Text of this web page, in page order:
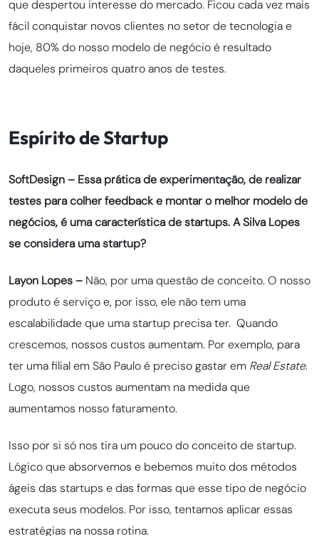
que despertou interesse do mercado. Ficou cada vez mais
fácil conquistar novos clientes no setor de tecnologia e
hoje, 80% do nosso modelo de negócio é resultado
daqueles primeiros quatro anos de testes.
Espírito de Startup
SoftDesign – Essa prática de experimentação, de realizar
testes para colher feedback e montar o melhor modelo de
negócios, é uma característica de startups. A Silva Lopes
se considera uma startup?
Layon Lopes – Não, por uma questão de conceito. O nosso
produto é serviço e, por isso, ele não tem uma
escalabilidade que uma startup precisa ter. Quando
crescemos, nossos custos aumentam. Por exemplo, para
ter uma filial em São Paulo é preciso gastar em Real Estate.
Logo, nossos custos aumentam na medida que
aumentamos nosso faturamento.
Isso por si só nos tira um pouco doconceito de startup.
Lógico que absorvemos e bebemos muito dos métodos
ágeis das startups e das formas que esse tipo de negócio
executa seus modelos. Por isso, tentamos aplicar essas
estratégias na nossa rotina.